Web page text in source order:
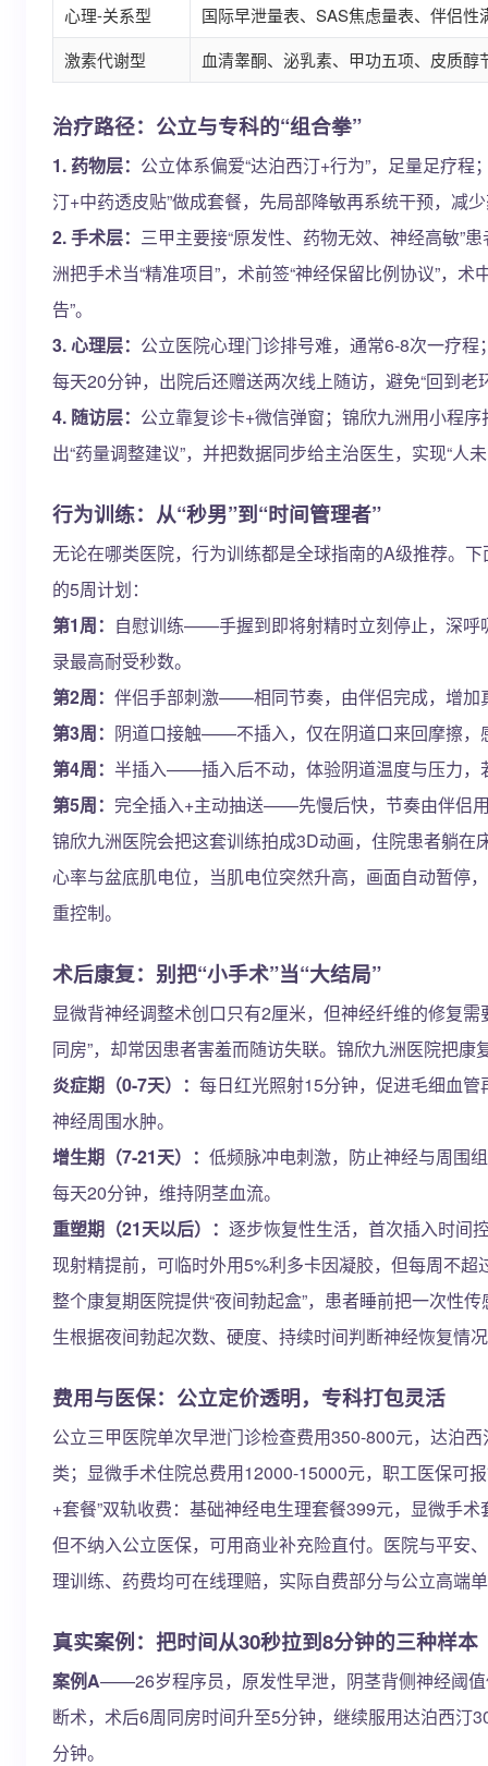
心理-关系型
国际早泄量表、SAS焦虑量表、伴侣性
激素代谢型
血清睾酮、泌乳素、甲功五项、皮质醇
治疗路径：公立与专科的“组合拳”
1. 药物层： 公立体系偏爱“达泊西汀+行为”，足量足疗
汀+中药透皮贴”做成套餐，先局部降敏再系统干预，减
2. 手术层： 三甲主要接“原发性、药物无效、神经高敏”
洲把手术当“精准项目”，术前签“神经保留比例协议”，
告”。
3. 心理层： 公立医院心理门诊排号难，通常6-8次一疗
每天20分钟，出院后还赠送两次线上随访，避免“回到老
4. 随访层： 公立靠复诊卡+微信弹窗；锦欣九洲用小程
出“药量调整建议”，并把数据同步给主治医生，实现“人
行为训练：从“秒男”到“时间管理者”
无论在哪类医院，行为训练都是全球指南的A级推荐。
的5周计划：
第1周： 自慰训练——手握到即将射精时立刻停止，深呼
录最高耐受秒数。
第2周： 伴侣手部刺激——相同节奏，由伴侣完成，增加
第3周： 阴道口接触——不插入，仅在阴道口来回摩擦，
第4周： 半插入——插入后不动，体验阴道温度与压力，
第5周： 完全插入+主动抽送——先慢后快，节奏由伴侣
锦欣九洲医院会把这套训练拍成3D动画，住院患者躺在
心率与盆底肌电位，当肌电位突然升高，画面自动暂停
重控制。
术后康复：别把“小手术”当“大结局”
显微背神经调整术创口只有2厘米，但神经纤维的修复
同房”，却常因患者害羞而随访失联。锦欣九洲医院把康
炎症期（0-7天）： 每日红光照射15分钟，促进毛细血
神经周围水肿。
增生期（7-21天）： 低频脉冲电刺激，防止神经与周围
每天20分钟，维持阴茎血流。
重塑期（21天以后）： 逐步恢复性生活，首次插入时间
现射精提前，可临时外用5%利多卡因凝胶，但每周不超
整个康复期医院提供“夜间勃起盒”，患者睡前把一次性
生根据夜间勃起次数、硬度、持续时间判断神经恢复情
费用与医保：公立定价透明，专科打包灵活
公立三甲医院单次早泄门诊检查费用350-800元，达泊
类；显微手术住院总费用12000-15000元，职工医保可
+套餐”双轨收费：基础神经电生理套餐399元，显微手
但不纳入公立医保，可用商业补充险直付。医院与平安
理训练、药费均可在线理赔，实际自费部分与公立高端
真实案例：把时间从30秒拉到8分钟的三种样本
案例A——26岁程序员，原发性早泄，阴茎背侧神经阈
断术，术后6周同房时间升至5分钟，继续服用达泊西汀
分钟。